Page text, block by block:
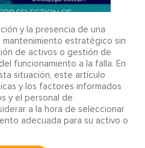
y la presencia de una
estratégico sin
de activos o gestión de
funcionamiento a la falla. En
situación, este artículo
y los factores informados
y el personal de
a la hora de seleccionar
adecuada para su activo o